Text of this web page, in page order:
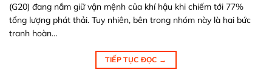
(G20) đang nắm giữ vận mệnh của khí hậu khi chiếm tới 77%
tổng lượng phát thải. Tuy nhiên, bên trong nhóm này là hai bức
tranh hoàn…
TIẾP TỤC ĐỌC →